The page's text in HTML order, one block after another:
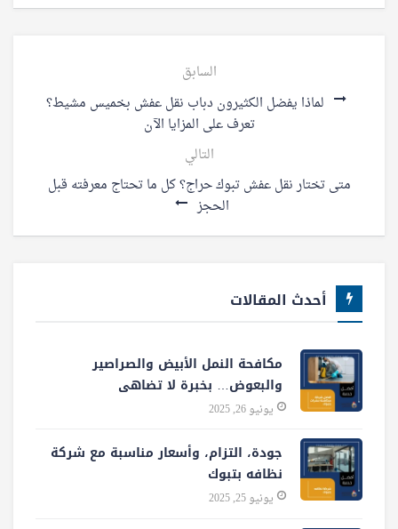
السابق
لماذا يفضل الكثيرون دباب نقل عفش بخميس مشيط؟
تعرف على المزايا الآن
التالي
متى تختار نقل عفش تبوك حراج؟ كل ما تحتاج معرفته قبل
الحجز
أحدث المقالات
مكافحة النمل الأبيض والصراصير
والبعوض… بخبرة لا تضاهى
يونيو 26, 2025
جودة، التزام، وأسعار مناسبة مع شركة
نظافه بتبوك
يونيو 25, 2025